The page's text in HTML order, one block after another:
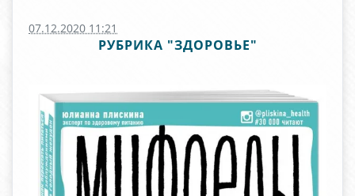
07.12.2020 11:21
РУБРИКА "ЗДОРОВЬЕ"